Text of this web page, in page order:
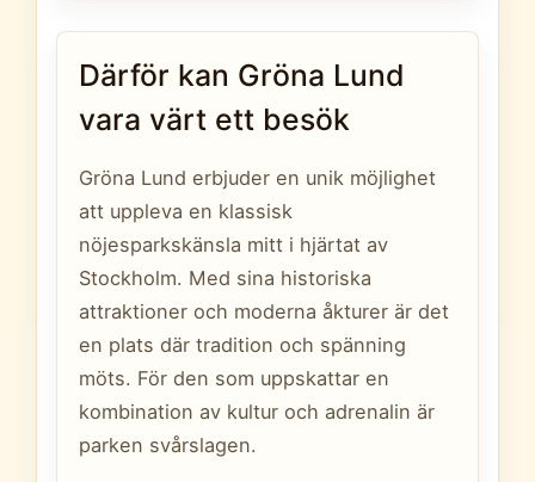
Därför kan Gröna Lund
vara värt ett besök
Gröna Lund erbjuder en unik möjlighet
att uppleva en klassisk
nöjesparkskänsla mitt i hjärtat av
Stockholm. Med sina historiska
attraktioner och moderna åkturer är det
en plats där tradition och spänning
möts. För den som uppskattar en
kombination av kultur och adrenalin är
parken svårslagen.